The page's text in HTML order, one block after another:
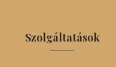
Szolgáltatások